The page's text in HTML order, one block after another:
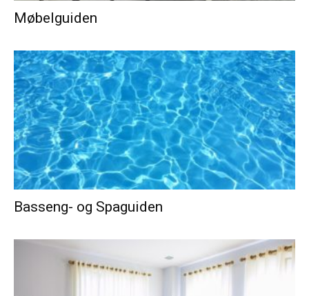
Møbelguiden
Basseng- og Spaguiden